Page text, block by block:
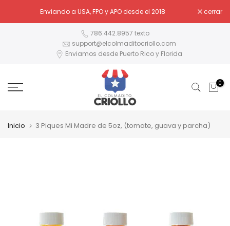
al
Enviando a USA, FPO y APO desde el 2018 cerrar
786.442.8957 texto
support@elcolmaditocriollo.com
Enviamos desde Puerto Rico y Florida
0
Inicio 3 Piques Mi Madre de 5oz, (tomate, guava y parcha)